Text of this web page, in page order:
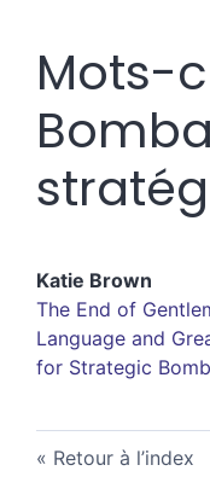
Mots-
Katie Brown
The End of
Language and
for Strategic
Retour à l’index